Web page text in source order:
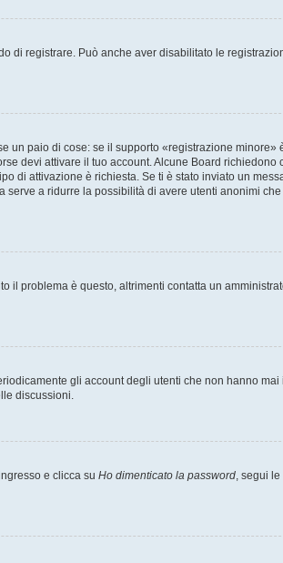
di registrare. Può anche aver disabilitato le
un paio di cose: se il supporto «registrazione minore»
devi attivare il tuo account. Alcune Board richiedono
di attivazione è richiesta. Se ti è stato inviato un
a ridurre la possibilità di avere utenti anonimi
il problema è questo, altrimenti contatta un
gli account degli utenti che non hanno
discussioni.
e clicca su Ho dimenticato la password, segui